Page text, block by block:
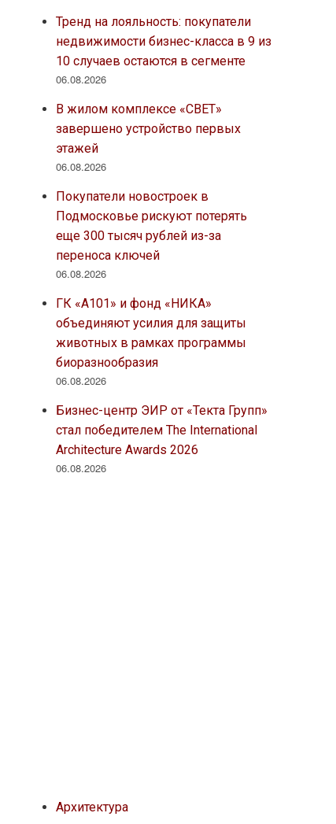
Тренд на лояльность: покупатели
недвижимости бизнес-класса в 9 из
10 случаев остаются в сегменте
06.08.2026
В жилом комплексе «СВЕТ»
завершено устройство первых
этажей
06.08.2026
Покупатели новостроек в
Подмосковье рискуют потерять
еще 300 тысяч рублей из-за
переноса ключей
06.08.2026
ГК «А101» и фонд «НИКА»
объединяют усилия для защиты
животных в рамках программы
биоразнообразия
06.08.2026
Бизнес-центр ЭИР от «Текта Групп»
стал победителем The International
Architecture Awards 2026
06.08.2026
Архитектура